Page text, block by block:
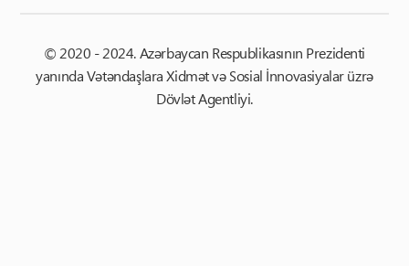
© 2020 - 2024. Azərbaycan Respublikasının Prezidenti
yanında Vətəndaşlara Xidmət və Sosial İnnovasiyalar üzrə
Dövlət Agentliyi.